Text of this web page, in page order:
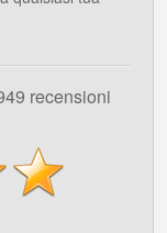
recensioni